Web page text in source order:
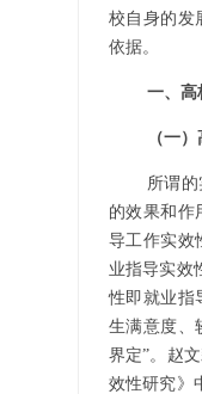
校自身的发
依据。
一、高
（一
所谓
的效果和作
导工作实效
业指导实效
性即就业指
生满意度、
界定”。赵
效性研究》